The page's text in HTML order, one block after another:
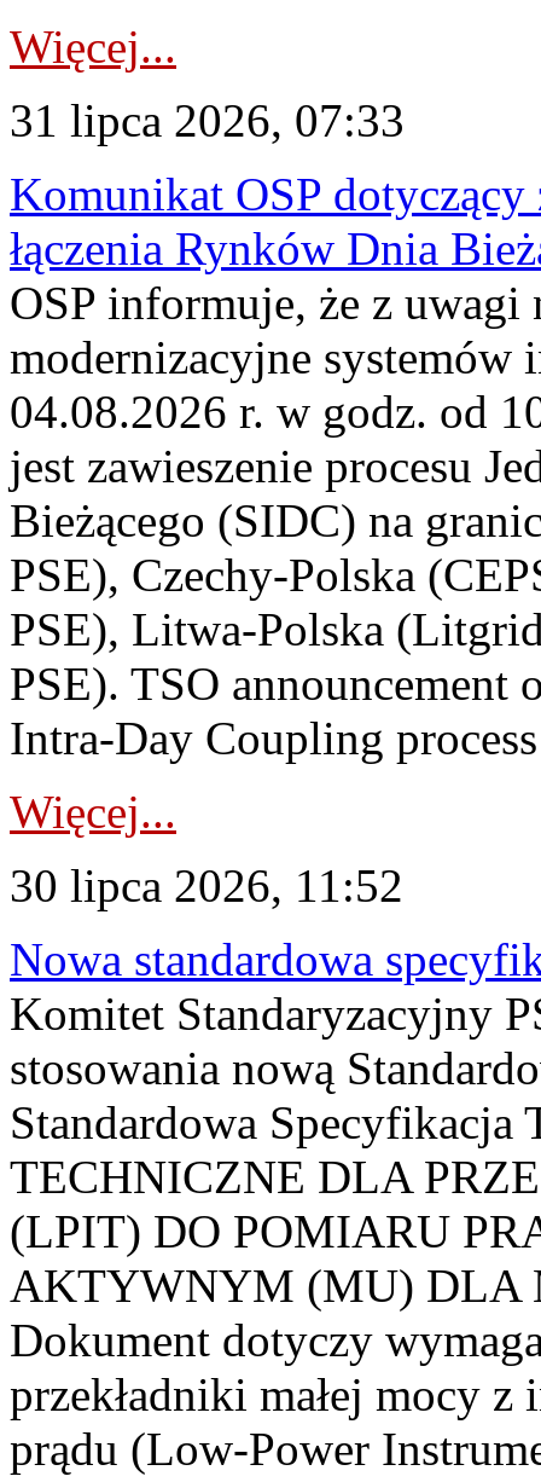
Więcej...
31 lipca 2026, 07:33
Komunikat OSP dotyczący
łączenia Rynków Dnia
OSP informuje, że z uwagi
modernizacyjne
04.08.2026 r. w godz. od
jest zawieszenie procesu
Bieżącego (SIDC) na
PSE), Czechy-Polska
PSE), Litwa-Polska
PSE). TSO announcement
Intra-Day Coupling
Więcej...
30 lipca 2026, 11:52
Nowa standardowa
Komitet Standaryzacyjny
stosowania nową
Standardowa
TECHNICZNE DLA
(LPIT) DO POMIARU
AKTYWNYM (MU) DLA
Dokument dotyczy
przekładniki małej mocy
prądu (Low-Power